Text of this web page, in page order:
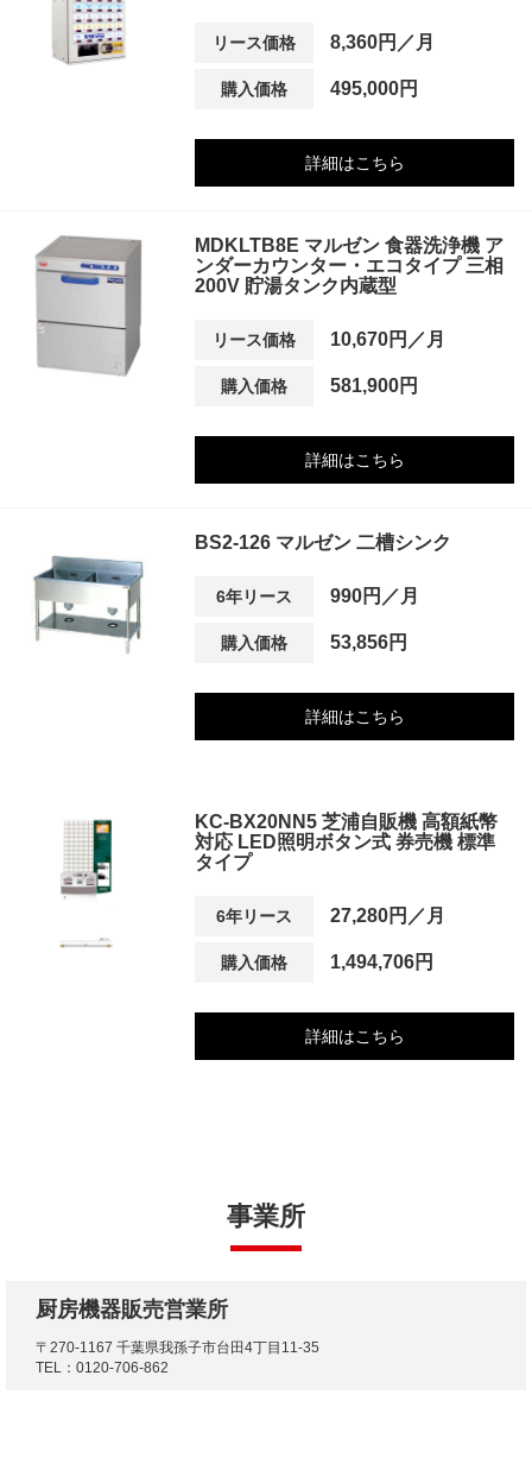
リース価格 8,360円／月
購入価格 495,000円
詳細はこちら
MDKLTB8E マルゼン 食器洗浄機 ア
ンダーカウンター・エコタイプ 三相
200V 貯湯タンク内蔵型
リース価格 10,670円／月
購入価格 581,900円
詳細はこちら
BS2-126 マルゼン 二槽シンク
6年リース 990円／月
購入価格 53,856円
詳細はこちら
KC-BX20NN5 芝浦自販機 高額紙幣
対応 LED照明ボタン式 券売機 標準
タイプ
6年リース 27,280円／月
購入価格 1,494,706円
詳細はこちら
事業所
厨房機器販売営業所
〒270-1167 千葉県我孫子市台田4丁目11-35
TEL：0120-706-862